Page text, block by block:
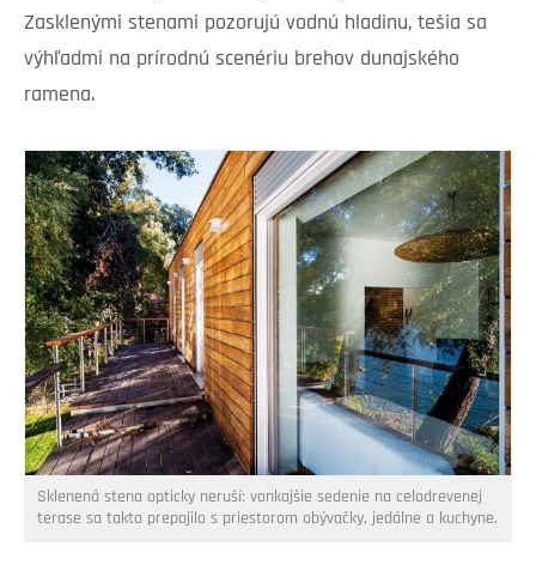
Zasklenými stenami pozorujú vodnú hladinu, tešia sa
výhľadmi na prírodnú scenériu brehov dunajského
ramena.
Sklenená stena opticky neruší: vonkajšie sedenie na celodrevenej
terase sa takto prepojilo s priestorom obývačky, jedálne a kuchyne.